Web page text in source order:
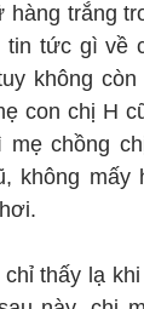
hàng trắng
tin tức gì về
không
con chị H
mẹ chồng
không mấy
thấy lạ